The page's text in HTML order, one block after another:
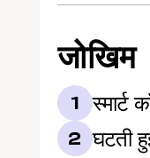
जोखिम
1 स्मार्ट
2 घटती